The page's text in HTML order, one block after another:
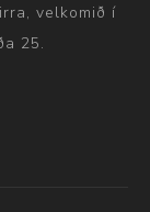
velkomið í
25.